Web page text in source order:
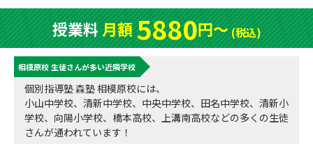
森塾の授業料について
子と親のお悩み別！なぜ？どうして？森塾！
数字でなるほど！森塾
動画でわかる！森塾
入塾までの流れ
無料体験授業について
森塾のお得なキャンペーン・割引制度
お電話はこちら
0120-602-607
授業料等お問合わせはこちら
校舎一覧
授業料月額5880円〜(税込)
相模原校 生徒さんが多い近隣学校
個別指導塾 森塾 相模原校には、
小山中学校、清新中学校、中央中学校、田名中学校、清新小
学校、向陽小学校、橋本高校、上溝南高校などの多くの生徒
さんが通われています！